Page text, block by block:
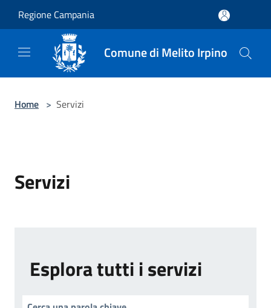
Regione Campania
Comune di Melito Irpino
Home > Servizi
Servizi
Esplora tutti i servizi